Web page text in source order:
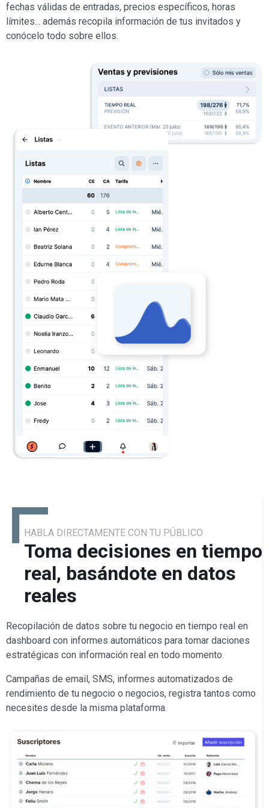
fechas válidas de entradas, precios específicos, horas
límites... además recopila información de tus invitados y
conócelo todo sobre ellos.
HABLA DIRECTAMENTE CON TU PÚBLICO
Toma decisiones en tiempo
real, basándote en datos
reales
Recopilación de datos sobre tu negocio en tiempo real en
dashboard con informes automáticos para tomar daciones
estratégicas con información real en todo momento.
Campañas de email, SMS, informes automatizados de
rendimiento de tu negocio o negocios, registra tantos como
necesites desde la misma plataforma.